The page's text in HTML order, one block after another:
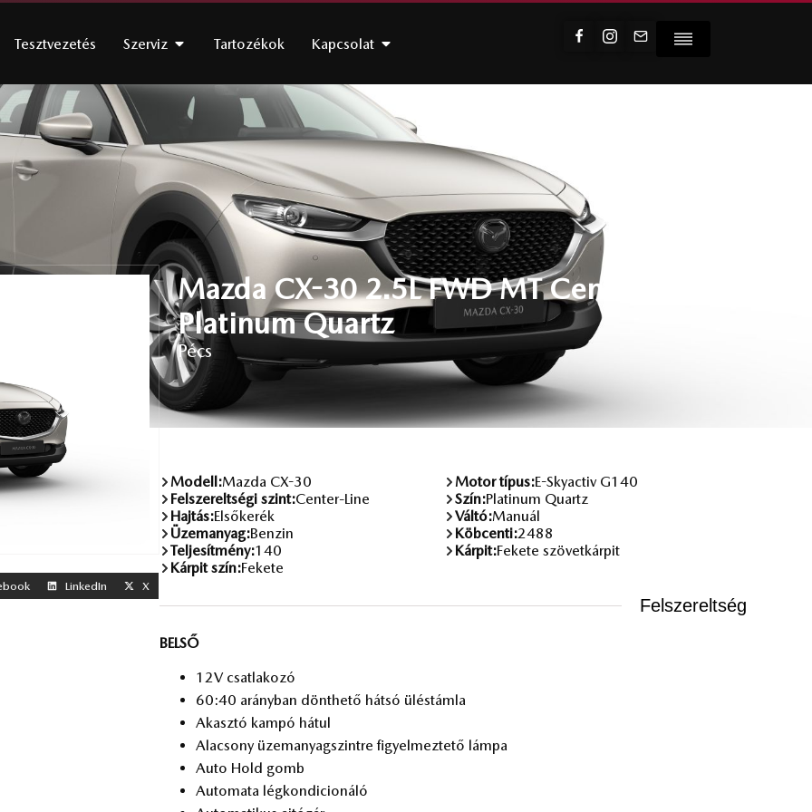
Tesztvezetés Szerviz Tartozékok Kapcsolat
Mazda CX-30 2.5L FWD MT Centre-Line
Platinum Quartz
Pécs
LinkedIn X
Modell:Mazda CX-30 Motor típus:E-Skyactiv G140
Felszereltségi szint:Center-Line Szín:Platinum Quartz
Hajtás:Elsőkerék Váltó:Manuál
Üzemanyag:Benzin Köbcenti:2488
Teljesítmény:140 Kárpit:Fekete szövetkárpit
Kárpit szín:Fekete
Felszereltség
BELSŐ
12V csat­la­ko­zó
60:40 arány­ban dönt­he­tő hát­só ülés­tám­la
Akasz­tó kam­pó há­tul
Ala­csony üzem­anyag­szint­re fi­gyel­mez­te­tő lám­pa
Auto Hold gomb
Au­to­ma­ta lég­kon­di­ci­o­ná­ló